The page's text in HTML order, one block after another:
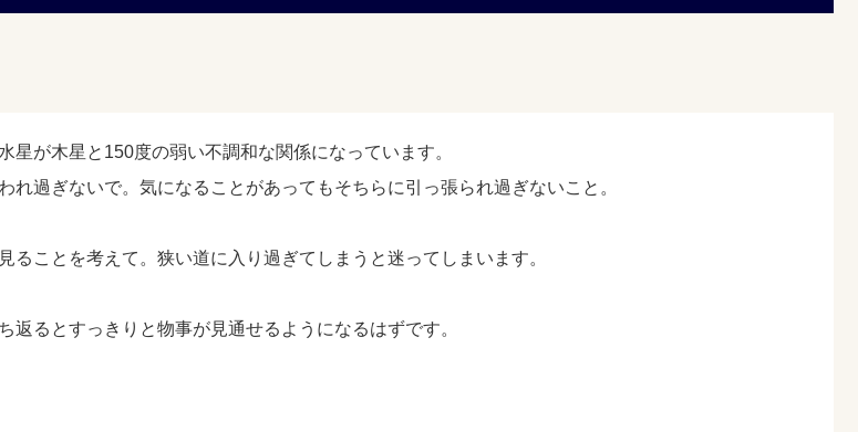
星が木星と150度の弱い不調和な関係になっています。
れ過ぎないで。気になることがあってもそちらに引っ張られ過ぎないこと。
ることを考えて。狭い道に入り過ぎてしまうと迷ってしまいます。
返るとすっきりと物事が見通せるようになるはずです。